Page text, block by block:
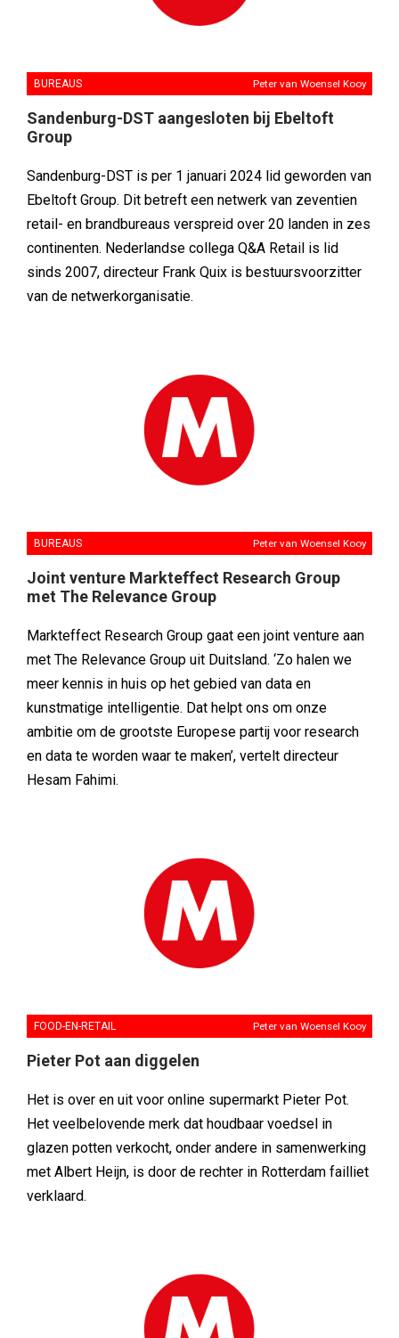
BUREAUS Peter van Woensel Kooy
Sandenburg-DST aangesloten bij Ebeltoft
Group
Sandenburg-DST is per 1 januari 2024 lid geworden van
Ebeltoft Group. Dit betreft een netwerk van zeventien
retail- en brandbureaus verspreid over 20 landen in zes
continenten. Nederlandse collega Q&A Retail is lid
sinds 2007, directeur Frank Quix is bestuursvoorzitter
van de netwerkorganisatie.
BUREAUS Peter van Woensel Kooy
Joint venture Markteffect Research Group
met The Relevance Group
Markteffect Research Group gaat een joint venture aan
met The Relevance Group uit Duitsland. ‘Zo halen we
meer kennis in huis op het gebied van data en
kunstmatige intelligentie. Dat helpt ons om onze
ambitie om de grootste Europese partij voor research
en data te worden waar te maken’, vertelt directeur
Hesam Fahimi.
FOOD-EN-RETAIL Peter van Woensel Kooy
Pieter Pot aan diggelen
Het is over en uit voor online supermarkt Pieter Pot.
Het veelbelovende merk dat houdbaar voedsel in
glazen potten verkocht, onder andere in samenwerking
met Albert Heijn, is door de rechter in Rotterdam failliet
verklaard.